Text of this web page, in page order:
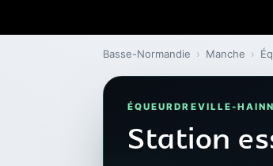
Basse-Normandie › Manche ›
ÉQUEURDREVILLE-
Station